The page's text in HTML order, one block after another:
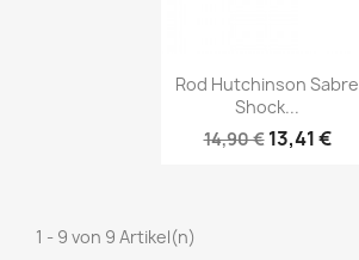
Vorschau
Rod Hutchinson Sabre
Shock...
14,90 € 13,41 €
1 - 9 von 9 Artikel(n)